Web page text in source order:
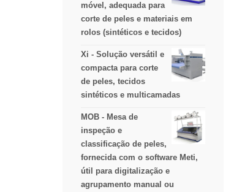
móvel, adequada para
corte de peles e materiais em
rolos (sintéticos e tecidos)
Xi - Solução versátil e
compacta para corte
de peles, tecidos
sintéticos e multicamadas
MOB - Mesa de
inspeção e
classificação de peles,
fornecida com o software Meti,
útil para digitalização e
agrupamento manual ou